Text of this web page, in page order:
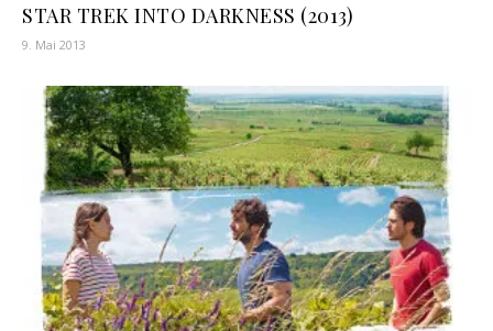
STAR TREK INTO DARKNESS (2013)
9. Mai 2013